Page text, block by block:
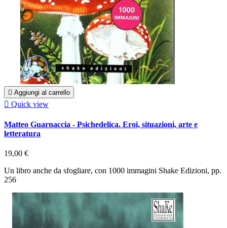
 Aggiungi al carrello
 Quick view
Matteo Guarnaccia - Psichedelica. Eroi, situazioni, arte e
letteratura
19,00 €
Un libro anche da sfogliare, con 1000 immagini Shake Edizioni, pp.
256